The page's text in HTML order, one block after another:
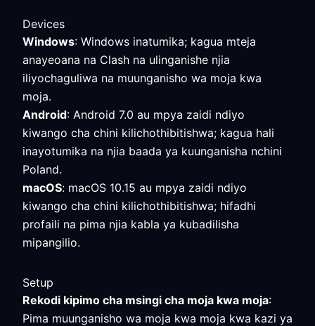
Devices
Windows: Windows inatumika; kagua mteja
anayeoana na Clash na ulinganishe njia
iliyochaguliwa na muunganisho wa moja kwa
moja.
Android: Android 7.0 au mpya zaidi ndiyo
kiwango cha chini kilichothibitishwa; kagua hali
inayotumika na njia baada ya kuunganisha nchini
Poland.
macOS: macOS 10.15 au mpya zaidi ndiyo
kiwango cha chini kilichothibitishwa; hifadhi
profaili na pima njia kabla ya kubadilisha
mipangilio.
Setup
Rekodi kipimo cha msingi cha moja kwa moja:
Pima muunganisho wa moja kwa moja kwa kazi ya